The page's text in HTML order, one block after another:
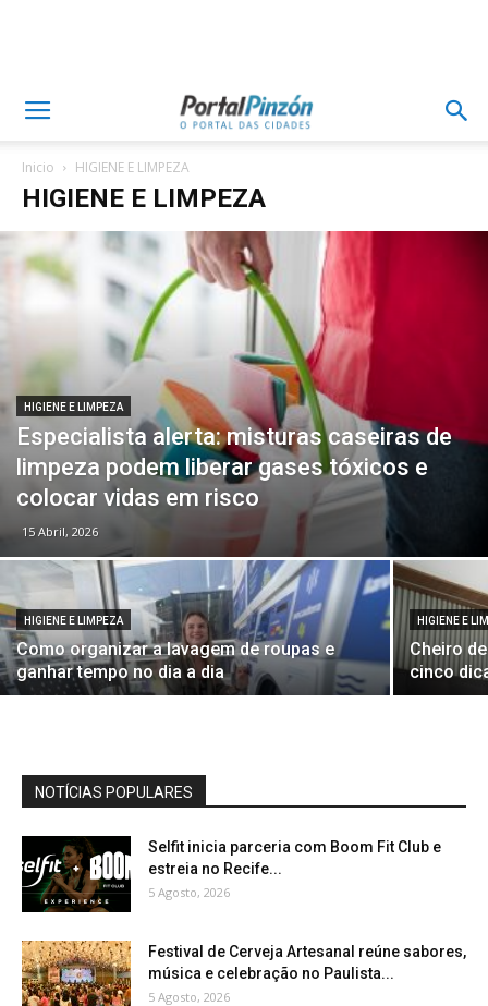
Inicio HIGIENE E LIMPEZA
HIGIENE E LIMPEZA
HIGIENE E LIMPEZA
Especialista alerta: misturas caseiras de
limpeza podem liberar gases tóxicos e
colocar vidas em risco
15 Abril, 2026
HIGIENE E LIMPEZA
Como organizar a lavagem de roupas e
ganhar tempo no dia a dia
HIGIENE E
Cheiro
cinco
NOTÍCIAS POPULARES
Selfit inicia parceria com Boom Fit Club e
estreia no Recife...
5 Agosto, 2026
Festival de Cerveja Artesanal reúne sabores,
música e celebração no Paulista...
5 Agosto, 2026